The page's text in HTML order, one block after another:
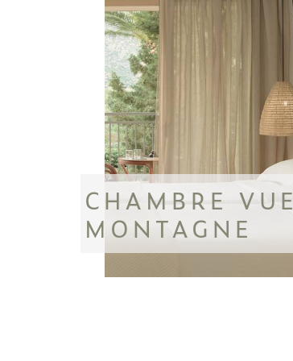
CHAMBRE VUE
MONTAGNE